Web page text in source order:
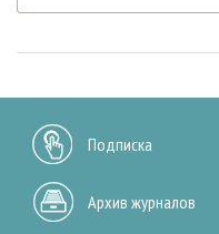
Подписка
Архив журналов